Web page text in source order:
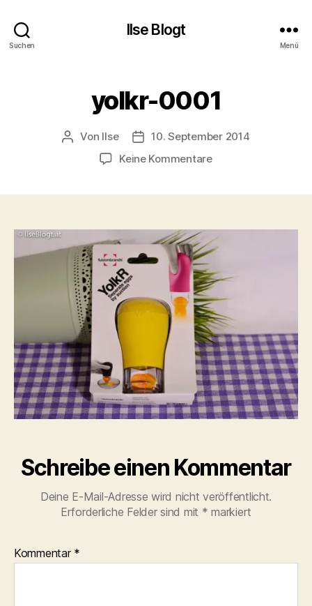
Suchen
Ilse Blogt
Menü
yolkr-0001
Beitragsautor
Von Ilse Beitragsdatum
10. September 2014
Keine Kommentarezu
Schreibe einen Kommentar
Deine E-Mail-Adresse wird nicht veröffentlicht.
Erforderliche Felder sind mit * markiert
Kommentar *